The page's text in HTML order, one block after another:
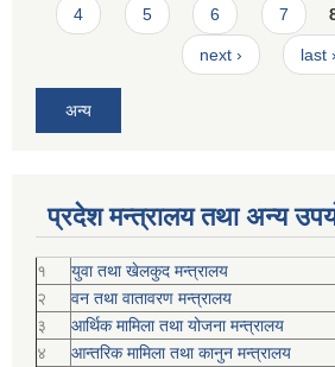
4 5 6 7
next › last
अन्य
प्रदेश मन्त्रालय तथा अन्य
१
युवा तथा खेलकुद मन्त्रालय
२
वन तथा वातावरण मन्त्रालय
३
आर्थिक मामिला तथा योजना मन्त्रालय
४
आन्तरिक मामिला तथा कानुन मन्त्रालय